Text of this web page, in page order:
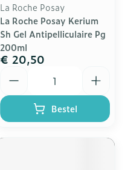
La Roche Posay
La Roche Posay Kerium
Sh Gel Antipelliculaire Pg
200ml
€ 20,50
Bestel